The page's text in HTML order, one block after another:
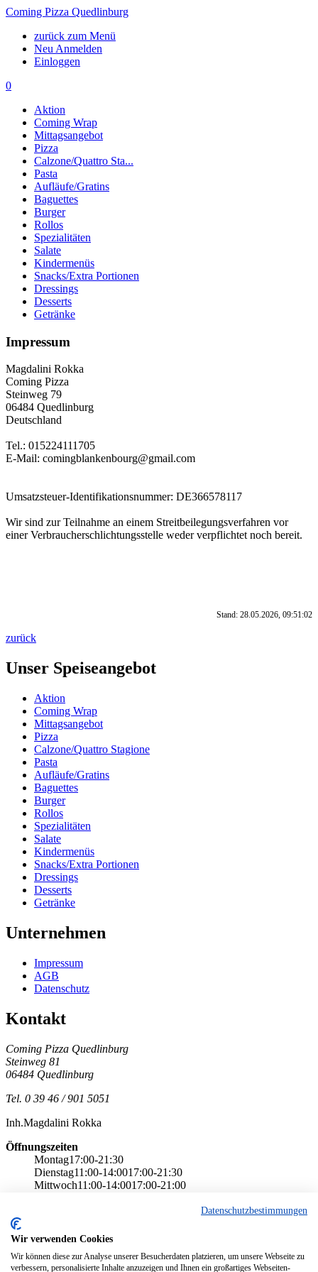
Datenschutzbestimmungen
Wir verwenden Cookies
Wir können diese zur Analyse unserer Besucherdaten platzieren, um unsere Webseite zu
verbessern, personalisierte Inhalte anzuzeigen und Ihnen ein großartiges Webseiten-
Coming Pizza Quedlinburg
zurück zum Menü
Neu Anmelden
Einloggen
0
Aktion
Coming Wrap
Mittagsangebot
Pizza
Calzone/Quattro Sta...
Pasta
Aufläufe/Gratins
Baguettes
Burger
Rollos
Spezialitäten
Salate
Kindermenüs
Snacks/Extra Portionen
Dressings
Desserts
Getränke
Impressum
Magdalini Rokka
Coming Pizza
Steinweg 79
06484 Quedlinburg
Deutschland
Tel.: 015224111705
E-Mail: comingblankenbourg@gmail.com
Umsatzsteuer-Identifikationsnummer: DE366578117
Wir sind zur Teilnahme an einem Streitbeilegungsverfahren vor
einer Verbraucherschlichtungsstelle weder verpflichtet noch bereit.
Stand: 28.05.2026, 09:51:02
zurück
Unser Speiseangebot
Aktion
Coming Wrap
Mittagsangebot
Pizza
Calzone/Quattro Stagione
Pasta
Aufläufe/Gratins
Baguettes
Burger
Rollos
Spezialitäten
Salate
Kindermenüs
Snacks/Extra Portionen
Dressings
Desserts
Getränke
Unternehmen
Impressum
AGB
Datenschutz
Kontakt
Coming Pizza Quedlinburg
Steinweg 81
06484 Quedlinburg
Tel. 0 39 46 / 901 5051
Inh.Magdalini Rokka
Öffnungszeiten
Montag17:00-21:30
Dienstag11:00-14:0017:00-21:30
Mittwoch11:00-14:0017:00-21:00
Sonntag17:00-21:00